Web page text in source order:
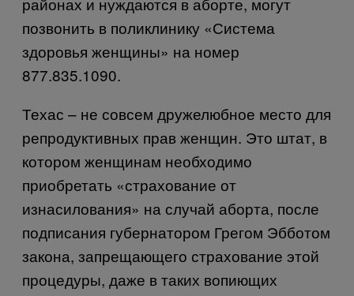
позвонить в поликлинику «Система
здоровья женщины» на номер
877.835.1090.
Техас – не совсем дружелюбное место для
репродуктивных прав женщин. Это штат, в
котором женщинам необходимо
приобретать «страхование от
изнасилования» на случай аборта, после
подписания губернатором Грегом Эбботом
закона, запрещающего страхование этой
процедуры, даже в таких вопиющих